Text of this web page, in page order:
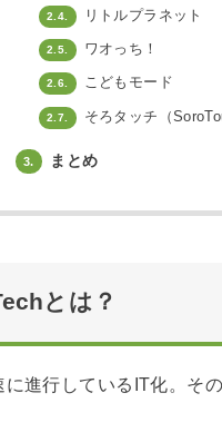
2.4. リトルプラネット
2.5. ワオっち！
2.6. こどもモード
2.7. そろタッチ（
3. まとめ
とは？
に進行しているIT化。そ